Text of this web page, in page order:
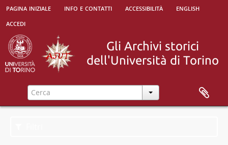
pagina iniziale info e contatti accessibilità
english
accedi